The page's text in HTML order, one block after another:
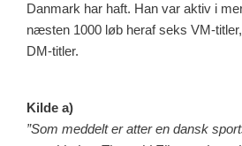
Danmark har haft. Han var aktiv i
næsten 1000 løb heraf seks VM-
DM-titler.
Kilde a)
”Som meddelt er atter en dansk